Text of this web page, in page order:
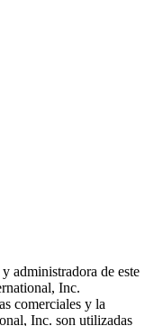
administradora de este
Inc.
comerciales y la
Inc. son utilizadas